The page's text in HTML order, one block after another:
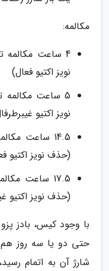
مکالمه:
4 ساعت مکالمه
نویز اکتیو فعال)
5 ساعت مکالمه
نویز اکتیو
14.5 ساعت
(حذف نویز اکتیو
17.5 ساعت
(حذف نویز اکتیو
با وجود کیس، بادز
حتی دو یا سه روز
شارژ آن به اتمام